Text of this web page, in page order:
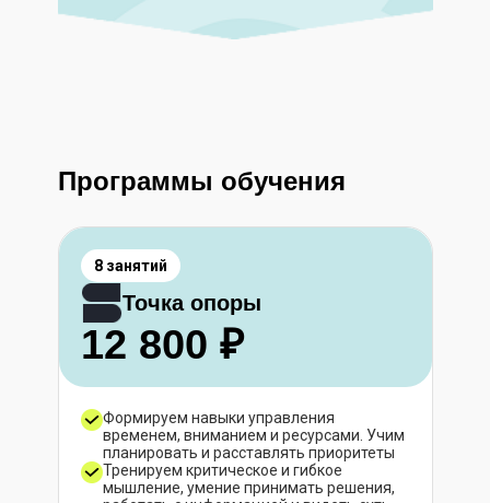
Программы обучения
8 занятий
Точка опоры
12 800 ₽
Формируем навыки управления
временем, вниманием и ресурсами. Учим
планировать и расставлять приоритеты
Тренируем критическое и гибкое
мышление, умение принимать решения,